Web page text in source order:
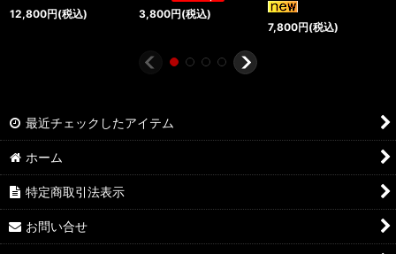
12,800円(税込) 3,800円(税込)
7,800円(税込)
最近チェックしたアイテム
ホーム
特定商取引法表示
お問い合せ